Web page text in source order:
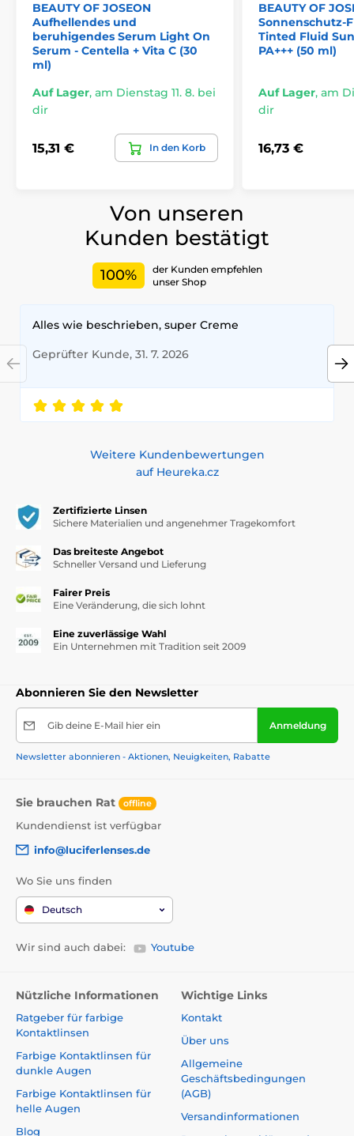
BEAUTY OF JOSEON
Aufhellendes und
beruhigendes Serum Light On
Serum - Centella + Vita C (30
ml)
Auf Lager, am Dienstag 11. 8. bei
dir
15,31 € In den Korb
BEAUTY OF
Sonnenschutz-
Tinted Fluid
PA+++ (50 ml)
Auf Lager, am
dir
16,73 €
Von unseren
Kunden bestätigt
100%
der Kunden empfehlen
unser Shop
Alles wie beschrieben, super Creme
Geprüfter Kunde, 31. 7. 2026
Weitere Kundenbewertungen
auf Heureka.cz
Zertifizierte Linsen
Sichere Materialien und angenehmer Tragekomfort
Das breiteste Angebot
Schneller Versand und Lieferung
Fairer Preis
Eine Veränderung, die sich lohnt
Eine zuverlässige Wahl
Ein Unternehmen mit Tradition seit 2009
Abonnieren Sie den Newsletter
Gib deine E-Mail hier ein Anmeldung
Newsletter abonnieren - Aktionen, Neuigkeiten, Rabatte
Sie brauchen Rat offline
Kundendienst ist verfügbar
info@luciferlenses.de
Wo Sie uns finden
Deutsch
Wir sind auch dabei: Youtube
Nützliche Informationen
Ratgeber für farbige
Kontaktlinsen
Farbige Kontaktlinsen für
dunkle Augen
Farbige Kontaktlinsen für
helle Augen
Blog
Wichtige Links
Kontakt
Über uns
Allgemeine
Geschäftsbedingungen
(AGB)
Versandinformationen